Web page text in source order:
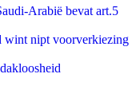
Arabië bevat art.5
wint nipt voorverkiezing